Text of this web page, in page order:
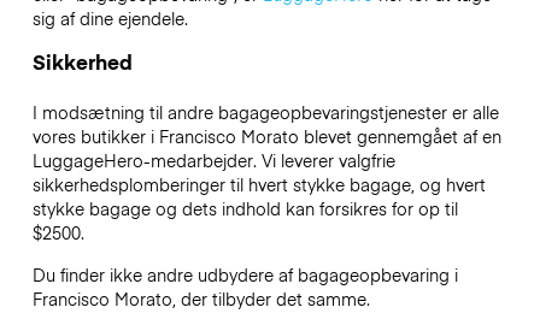
sig af dine ejendele.
Sikkerhed
I modsætning til andre bagageopbevaringstjenesterer alle
vores butikker i Francisco Morato blevet gennemgået af en
LuggageHero-medarbejder. Vi leverer valgfrie
sikkerhedsplomberinger til hvert stykke bagage, og hvert
stykke bagage og dets indhold kan forsikres for op til
$2500.
Du finder ikke andre udbydere af bagageopbevaring i
Francisco Morato , der tilbyder det samme.